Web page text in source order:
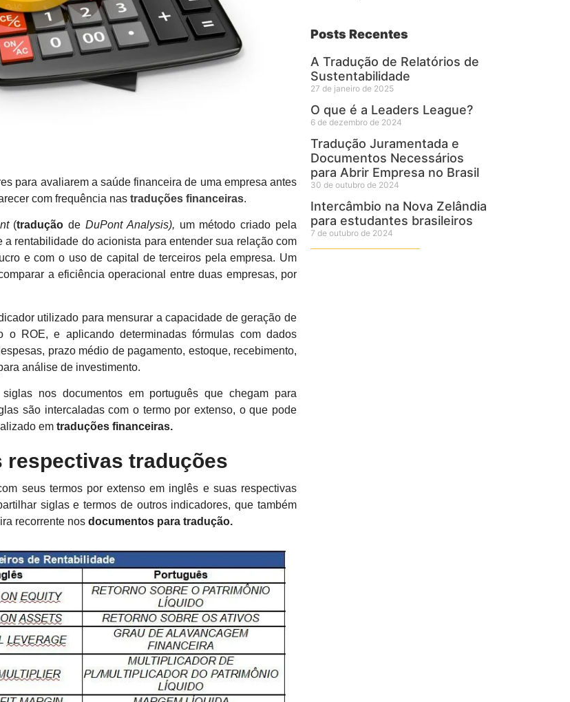
para avaliarem a saúde financeira de uma empresa antes
com frequência nas traduções financeiras.
(tradução de DuPont Analysis), um método criado pela
rentabilidade do acionista para entender sua relação com
e com o uso de capital de terceiros pela empresa. Um
a eficiência operacional entre duas empresas, por
utilizado para mensurar a capacidade de geração de
o ROE, e aplicando determinadas fórmulas com dados
prazo médio de pagamento, estoque, recebimento,
análise de investimento.
nos documentos em português que chegam para
são intercaladas com o termo por extenso, o que pode
em traduções financeiras.
respectivas traduções
seus termos por extenso em inglês e suas respectivas
siglas e termos de outros indicadores, que também
recorrente nos documentos para tradução.
Posts Recentes
A Tradução de Relatórios de
Sustentabilidade
27 de janeiro de 2025
O que é a Leaders League?
6 de dezembro de 2024
Tradução Juramentada e
Documentos Necessários
para Abrir Empresa no Brasil
30 de outubro de 2024
Intercâmbio na Nova Zelândia
para estudantes brasileiros
7 de outubro de 2024